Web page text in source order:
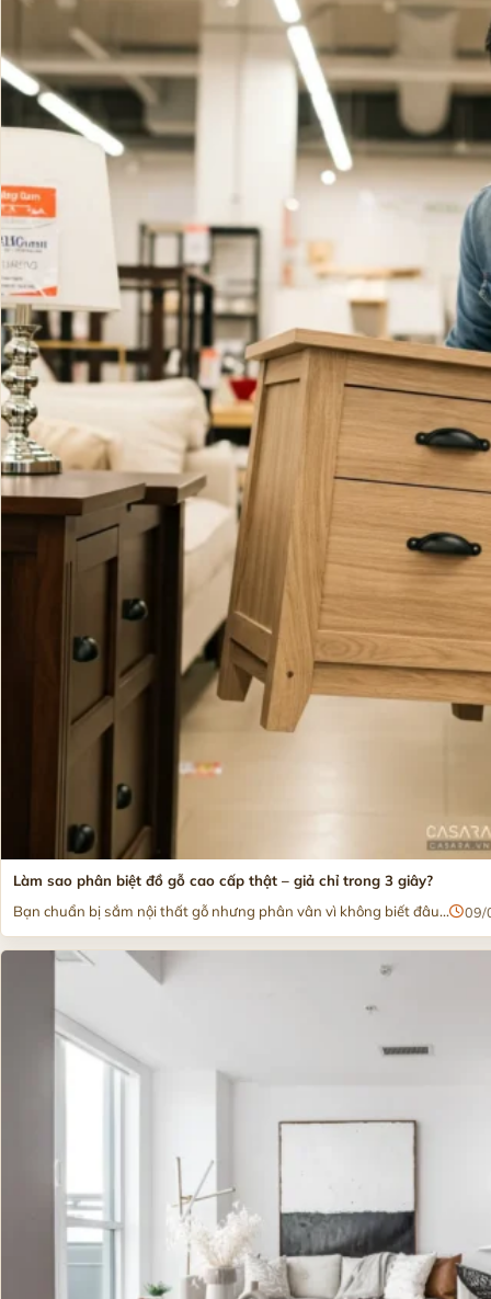
Làm sao phân biệt đồ gỗ cao cấp thật – giả chỉ trong 3 giây?
Bạn chuẩn bị sắm nội thất gỗ nhưng phân vân vì không biết đâu...
09/